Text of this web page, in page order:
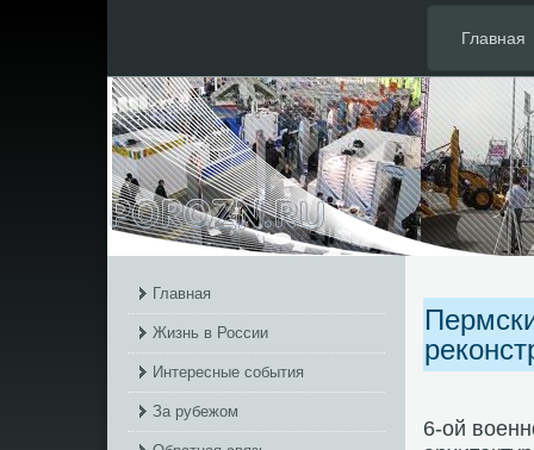
Главная
Главная
Жизнь в России
Интересные события
За рубежом
6-ой